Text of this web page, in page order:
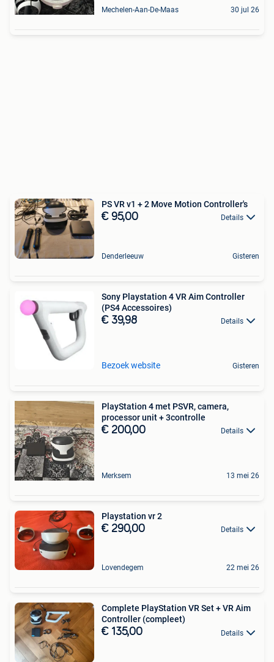
Mechelen-Aan-De-Maas 30 jul 26
PS VR v1 + 2 Move Motion Controller's
€ 95,00 Details
Denderleeuw Gisteren
Sony Playstation 4 VR Aim Controller
(PS4 Accessoires)
€ 39,98 Details
Bezoek website Gisteren
PlayStation 4 met PSVR, camera,
processor unit + 3controlle
€ 200,00 Details
Merksem 13 mei 26
Playstation vr 2
€ 290,00 Details
Lovendegem 22 mei 26
Complete PlayStation VR Set + VR Aim
Controller (compleet)
€ 135,00 Details